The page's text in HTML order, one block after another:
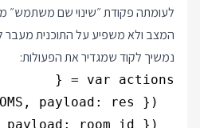
לעומתה פקודת ״שינוי שם משתמש״
המצב ולא משפיע על התוכנית מעבר
נמשיך לקוד שמגדיר את הפעולות: